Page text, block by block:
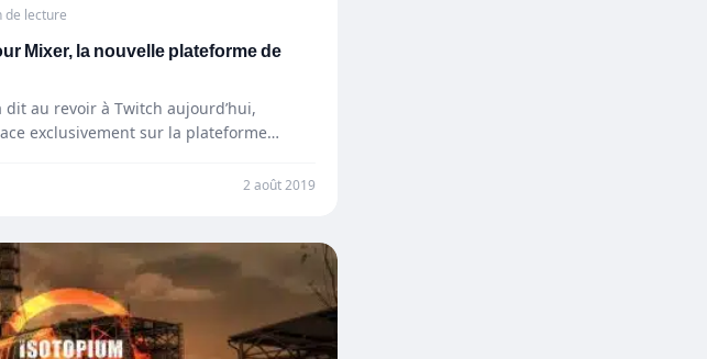
de lecture
Mixer, la nouvelle plateforme de
dit au revoir à Twitch aujourd’hui,
exclusivement sur la plateforme…
2 août 2019